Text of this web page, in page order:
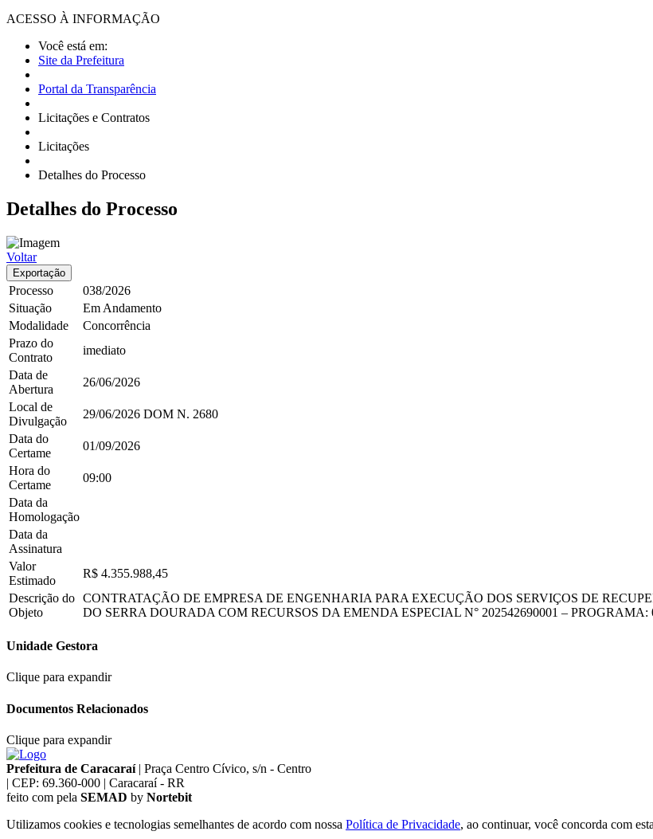
ACESSO À INFORMAÇÃO
Você está em:
Site da Prefeitura
Portal da Transparência
Licitações e Contratos
Licitações
Detalhes do Processo
Detalhes do Processo
Voltar
Exportação
Processo
038/2026
Situação
Em Andamento
Modalidade
Concorrência
Prazo do
Contrato
imediato
Data de
Abertura
26/06/2026
Local de
Divulgação
29/06/2026 DOM N. 2680
Data do
Certame
01/09/2026
Hora do
Certame
09:00
Data da
Homologação
Data da
Assinatura
Valor
Estimado
R$ 4.355.988,45
Descrição do
Objeto
CONTRATAÇÃO DE EMPRESA DE ENGENHARIA PARA EXECUÇÃO DOS SERVIÇOS DE
DO SERRA DOURADA COM RECURSOS DA EMENDA ESPECIAL N° 202542690001 – PROGRAMA:
Unidade Gestora
Clique para expandir
Documentos Relacionados
Clique para expandir
Prefeitura de Caracaraí | Praça Centro Cívico, s/n - Centro
| CEP: 69.360-000 | Caracaraí - RR
feito com pela SEMAD by Nortebit
Utilizamos cookies e tecnologias semelhantes de acordo com nossa Política de Privacidade, ao continuar, você concorda com